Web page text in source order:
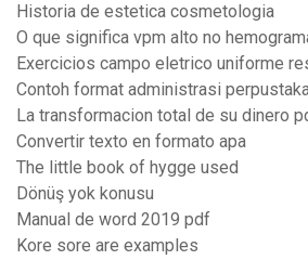
Historia de estetica cosmetologia
O que significa vpm alto no
Exercicios campo eletrico uniforme
Contoh format administrasi
La transformacion total de su dinero
Convertir texto en formato apa
The little book of hygge used
Dönüş yok konusu
Manual de word 2019 pdf
Kore sore are examples